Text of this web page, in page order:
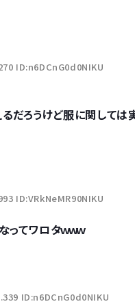
ID:n6DCnG0d0NIKU
だろうけど服に関して
ID:VRkNeMR90NIKU
てワロタｗｗｗ
ID:n6DCnG0d0NIKU